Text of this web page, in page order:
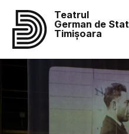
Teatrul
German de Stat
Timișoara